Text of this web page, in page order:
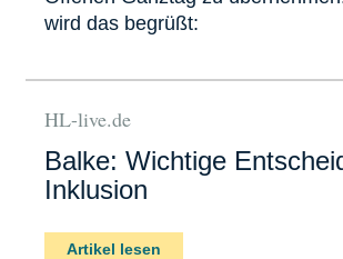
wird das begrüßt:
HL-live.de
Balke: Wichtige
Inklusion
Artikel lesen